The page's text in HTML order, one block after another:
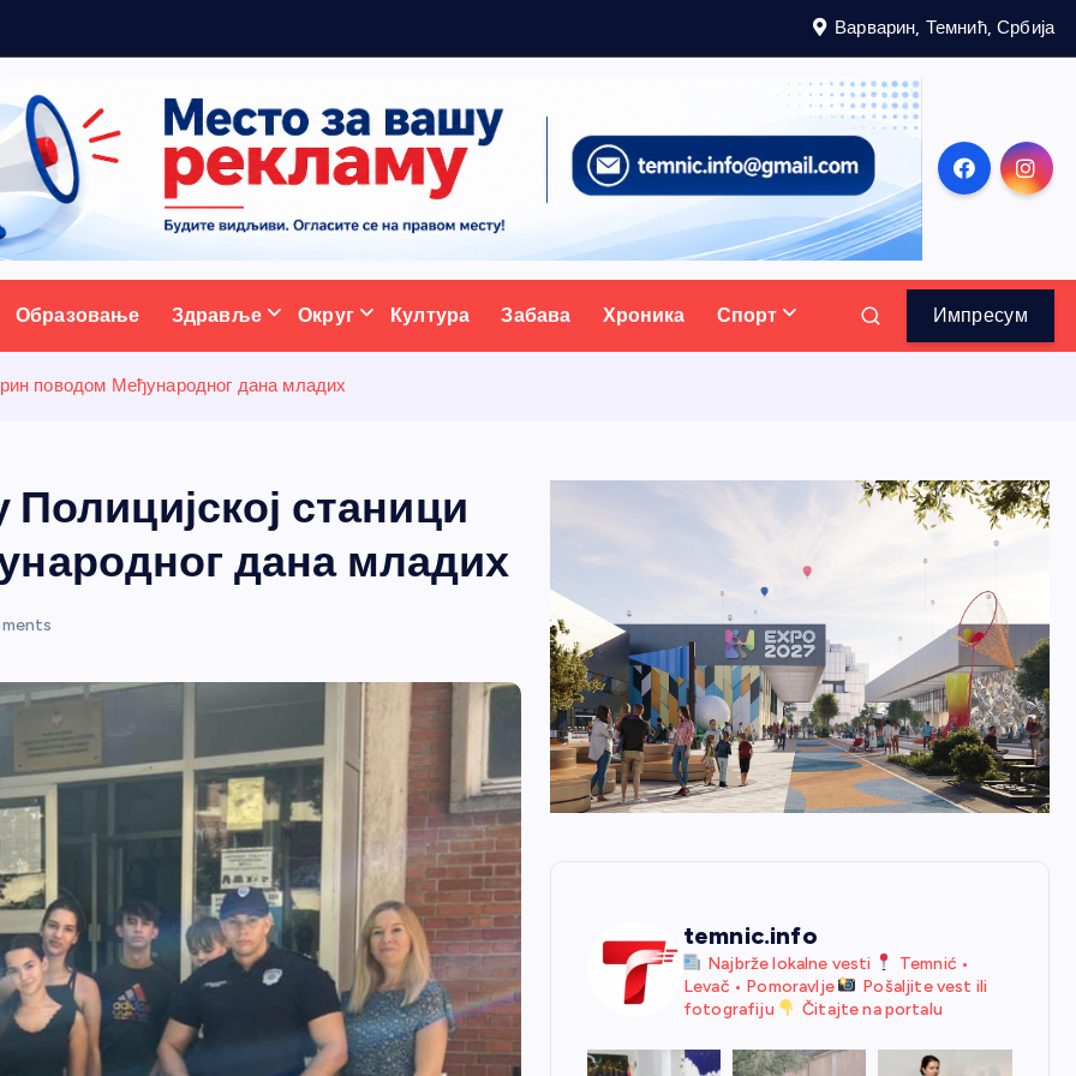
Варварин, Темнић, Србија
портал
Образовање Здравље Округ Култура Забава Хроника Спорт Импресум
поводом Међународног дана младих
станици
дана младих
temnic.info
Najbrže lokalne vesti
Temnić •
Levač • Pomoravlje
Pošaljite vest ili
fotografiju
Čitajte na portalu